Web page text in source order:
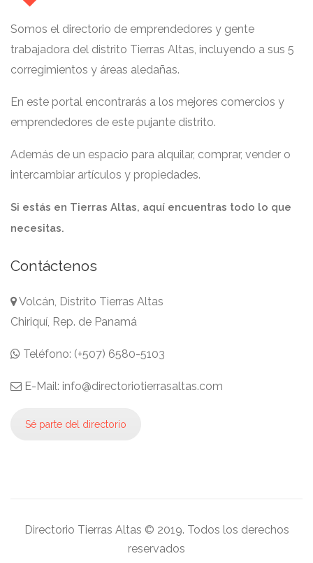
Somos el directorio de emprendedores y gente
trabajadora del distrito Tierras Altas, incluyendo a sus 5
corregimientos y áreas aledañas.
En este portal encontrarás a los mejores comercios y
emprendedores de este pujante distrito.
Además de un espacio para alquilar, comprar, vender o
intercambiar artículos y propiedades.
Si estás en Tierras Altas, aquí encuentras todo lo que
necesitas.
Contáctenos
Volcán, Distrito Tierras Altas
Chiriquí, Rep. de Panamá
Teléfono: (+507) 6580-5103
E-Mail: info@directoriotierrasaltas.com
Sé parte del directorio
Directorio Tierras Altas © 2019. Todos los derechos
reservados